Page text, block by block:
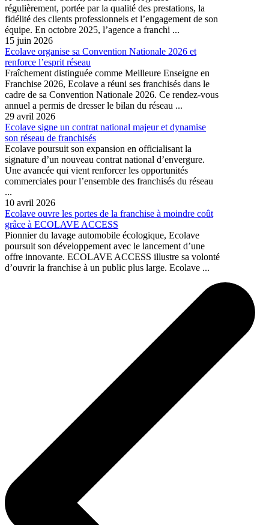
régulièrement, portée par la qualité des prestations, la
fidélité des clients professionnels et l’engagement de son
équipe. En octobre 2025, l’agence a franchi ...
15 juin 2026
Ecolave organise sa Convention Nationale 2026 et
renforce l’esprit réseau
Fraîchement distinguée comme Meilleure Enseigne en
Franchise 2026, Ecolave a réuni ses franchisés dans le
cadre de sa Convention Nationale 2026. Ce rendez-vous
annuel a permis de dresser le bilan du réseau ...
29 avril 2026
Ecolave signe un contrat national majeur et dynamise
son réseau de franchisés
Ecolave poursuit son expansion en officialisant la
signature d’un nouveau contrat national d’envergure.
Une avancée qui vient renforcer les opportunités
commerciales pour l’ensemble des franchisés du réseau
...
10 avril 2026
Ecolave ouvre les portes de la franchise à moindre coût
grâce à ECOLAVE ACCESS
Pionnier du lavage automobile écologique, Ecolave
poursuit son développement avec le lancement d’une
offre innovante. ECOLAVE ACCESS illustre sa volonté
d’ouvrir la franchise à un public plus large. Ecolave ...